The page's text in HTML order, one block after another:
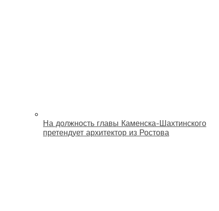
На должность главы Каменска-Шахтинского
претендует архитектор из Ростова